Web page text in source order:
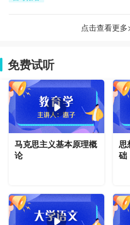
点击查看更多
免费试听
马克思主义基本原理概
论
思
础